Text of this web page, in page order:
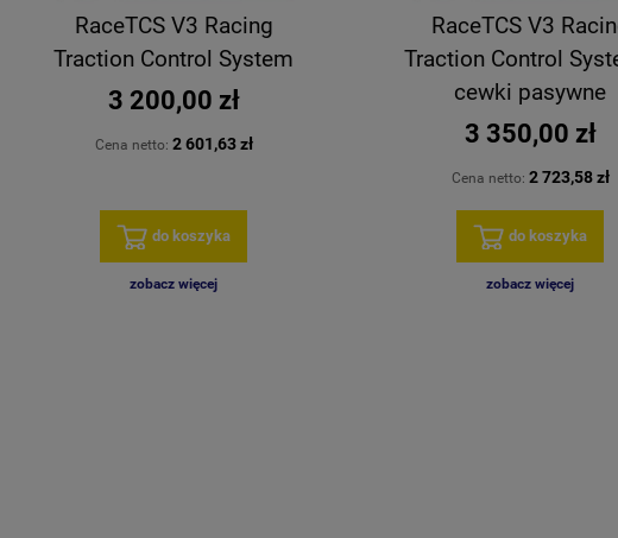
RaceTCS V3 Racing
Traction Control System
3 200,00 zł
Cena netto: 2 601,63 zł
do koszyka
zobacz więcej
RaceTCS V3
Traction Control
cewki pasywne
3 350,00 zł
Cena netto: 2 723,58 zł
do koszyka
zobacz więcej